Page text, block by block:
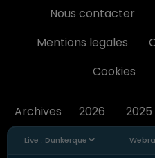
Live : Dunkerque
Nous contacter
Mentions legales
Cookies
Archives 2026 2025